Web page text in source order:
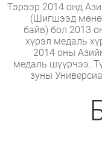
Тэрээр 2014 онд
(Шигшээд
байв) бол 2013
хүрэл медаль
2014 оны
медаль шүүрчээ.
зуны